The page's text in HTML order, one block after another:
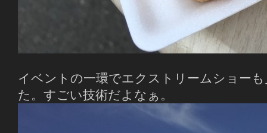
イベントの一環でエクストリームショー
た。すごい技術だよなぁ。